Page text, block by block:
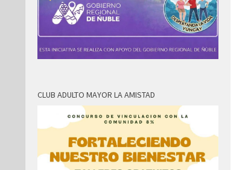
CLUB ADULTO MAYOR LA AMISTAD